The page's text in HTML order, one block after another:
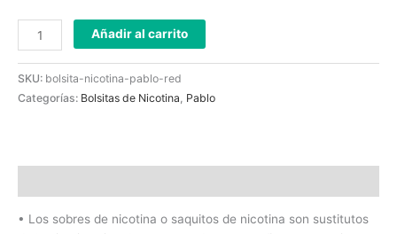
Añadir al carrito
SKU: bolsita-nicotina-pablo-red
Categorías: Bolsitas de Nicotina, Pablo
• Los sobres de nicotina o saquitos de nicotina son sustitutos